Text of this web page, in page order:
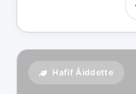
Hafif Åiddette